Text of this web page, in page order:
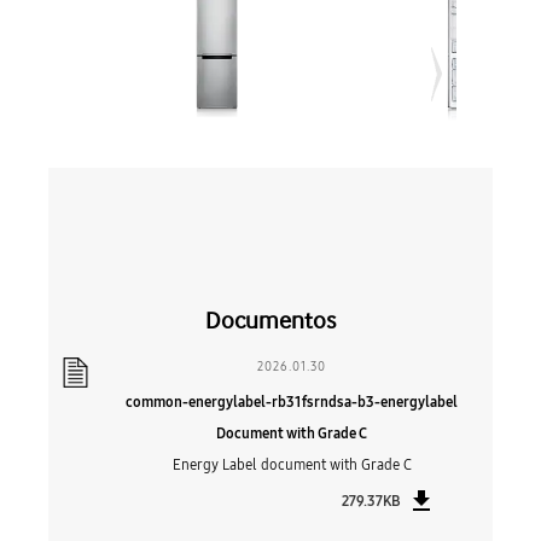
Documentos
2026.01.30
common-energylabel-rb31fsrndsa-b3-energylabel
Document with Grade C
Energy Label document with Grade C
279.37KB